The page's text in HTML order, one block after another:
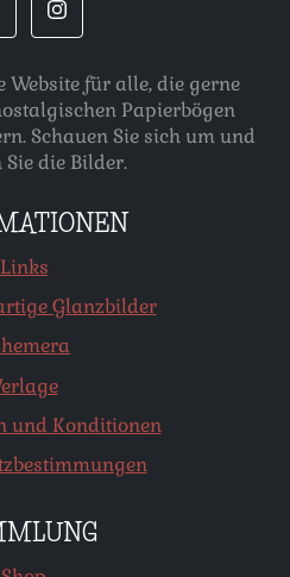
Website für alle, die gerne
Papierbögen
Schauen Sie sich um und
Sie die Bilder.
Links
Glanzbilder
und Konditionen